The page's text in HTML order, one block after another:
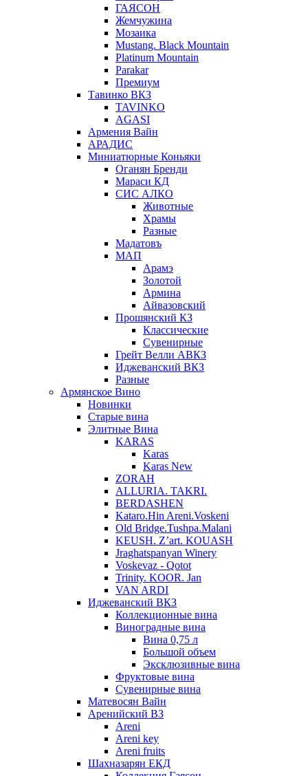
ГАЯСОН
Жемчужина
Мозаика
Mustang. Black Mountain
Platinum Mountain
Parakar
Премиум
Тавинко ВКЗ
TAVINKO
AGASI
Армения Вайн
АРАДИС
Миниатюрные Коньяки
Оганян Бренди
Мараси КД
СИС АЛКО
Животные
Храмы
Разные
Мадатовъ
МАП
Арамэ
Золотой
Армина
Айвазовский
Прошянский КЗ
Классические
Сувенирные
Грейт Велли АВКЗ
Иджеванский ВКЗ
Разные
Армянское Вино
Новинки
Старые вина
Элитные Вина
KARAS
Karas
Karas New
ZORAH
ALLURIA. TAKRI.
BERDASHEN
Kataro.Hin Areni.Voskeni
Old Bridge.Tushpa.Malani
KEUSH. Z’art. KOUASH
Jraghatspanyan Winery
Voskevaz - Qotot
Trinity. KOOR. Jan
VAN ARDI
Иджеванский ВКЗ
Коллекционные вина
Виноградные вина
Вина 0,75 л
Большой объем
Эксклюзивные вина
Фруктовые вина
Cувенирные вина
Матевосян Вайн
Аренийский ВЗ
Areni
Areni key
Areni fruits
Шахназарян ЕКД